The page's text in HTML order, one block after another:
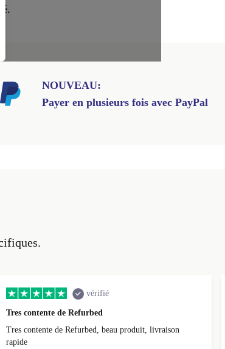
NOUVEAU:
Payer en plusieurs fois avec PayPal
vérifié
Tres contente de Refurbed
Tres contente de Refurbed, beau produit, livraison
rapide